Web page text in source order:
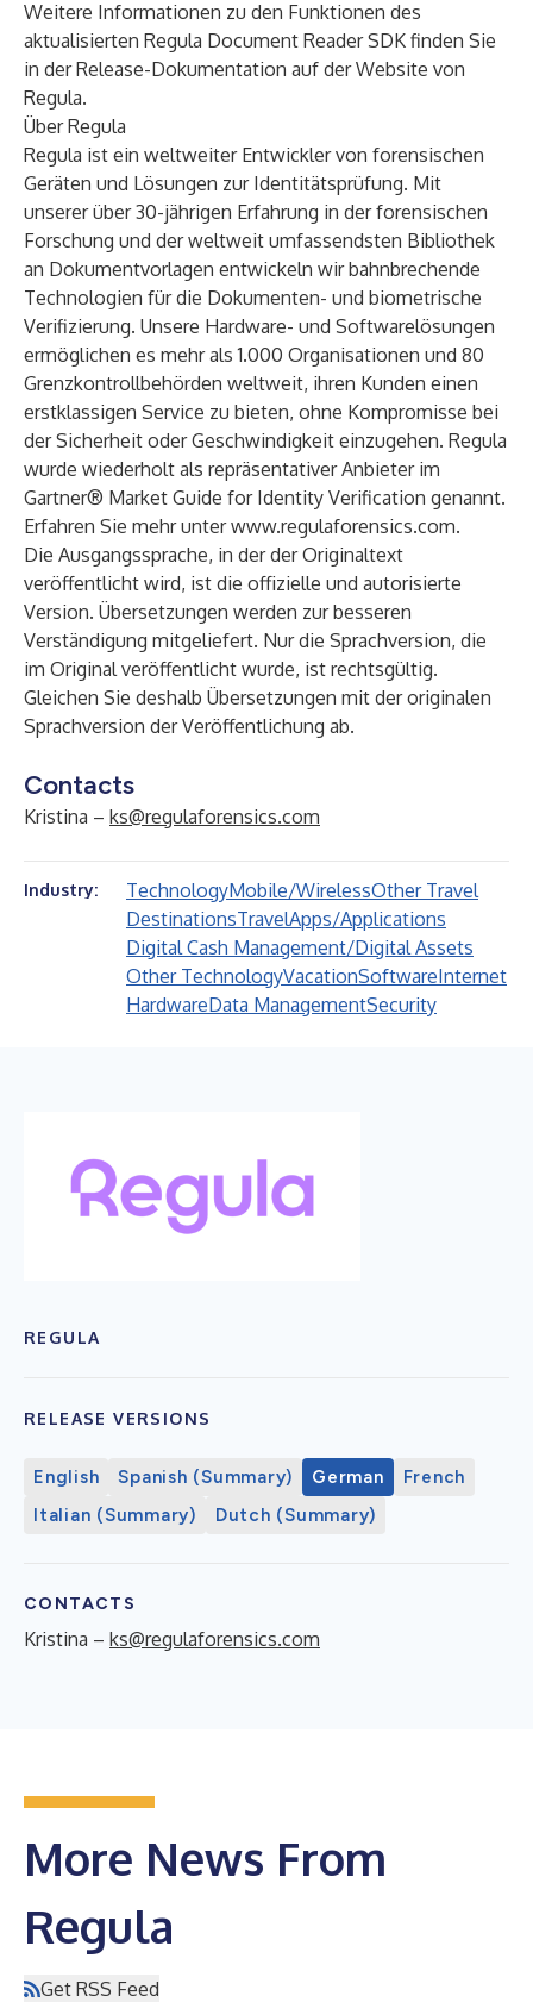
Weitere Informationen zu den Funktionen des
aktualisierten Regula Document Reader SDK finden Sie
in derRelease-Dokumentation auf der Website von
Regula.
Über Regula
Regula ist ein weltweiter Entwickler von forensischen
Geräten und Lösungen zur Identitätsprüfung. Mit
unserer über 30-jährigen Erfahrung in der forensischen
Forschung und der weltweit umfassendsten Bibliothek
an Dokumentvorlagen entwickeln wir bahnbrechende
Technologien für die Dokumenten- und biometrische
Verifizierung. Unsere Hardware- und Softwarelösungen
ermöglichen es mehr als 1.000 Organisationen und 80
Grenzkontrollbehörden weltweit, ihren Kunden einen
erstklassigen Service zu bieten, ohne Kompromisse bei
der Sicherheit oder Geschwindigkeit einzugehen. Regula
wurde wiederholt als repräsentativer Anbieter im
Gartner® Market Guide for Identity Verification genannt.
Erfahren Sie mehr unterwww.regulaforensics.com.
Die Ausgangssprache, in der der Originaltext
veröffentlicht wird, ist die offizielle und autorisierte
Version. Übersetzungen werden zur besseren
Verständigung mitgeliefert. Nur die Sprachversion, die
im Original veröffentlicht wurde, ist rechtsgültig.
Gleichen Sie deshalb Übersetzungen mit der originalen
Sprachversion der Veröffentlichung ab.
Contacts
Kristina – ks@regulaforensics.com
Industry: TechnologyMobile/WirelessOther Travel
DestinationsTravelApps/Applications
Digital Cash Management/Digital Assets
Other TechnologyVacationSoftwareInternet
HardwareData ManagementSecurity
REGULA
RELEASE VERSIONS
English Spanish (Summary) German
French
Italian (Summary)
Dutch (Summary)
CONTACTS
Kristina – ks@regulaforensics.com
More News From
Regula
Get RSS Feed